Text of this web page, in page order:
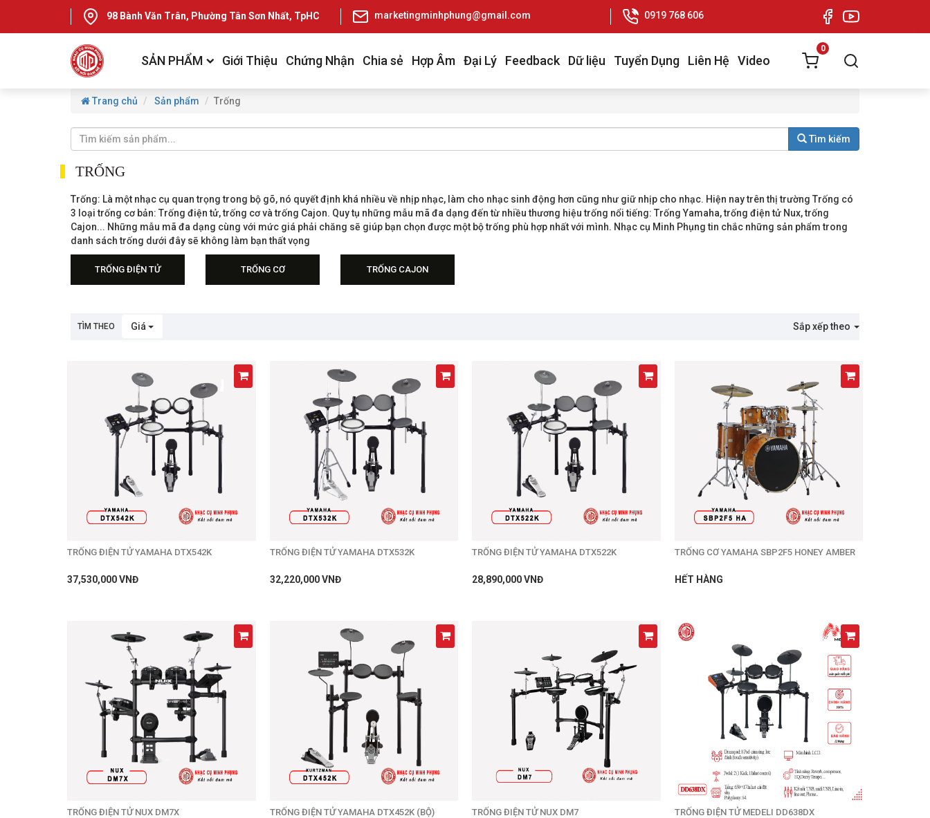
98 Bành Văn Trân, Phường Tân Sơn Nhất, TpHCM marketingminhphung@gmail.com 0919 768 606
SẢN PHẨM Giới Thiệu Chứng Nhận Chia sẻ Hợp Âm Đại Lý Feedback Dữ liệu Tuyển Dụng Liên Hệ Video
0
Trang chủ Sản phẩm Trống
Tìm kiếm
TRỐNG
Trống: Là một nhạc cụ quan trọng trong bộ gõ, nó quyết định khá nhiều về nhịp nhạc, làm cho nhạc sinh động hơn cũng như giữ nhịp cho nhạc. Hiện nay trên thị trường Trống có
3 loại trống cơ bản: Trống điện tử, trống cơ và trống Cajon. Quy tụ những mẫu mã đa dạng đến từ nhiều thương hiệu trống nổi tiếng: Trống Yamaha, trống điện tử Nux, trống
Cajon... Những mẫu mã đa dạng cùng với mức giá phải chăng sẽ giúp bạn chọn được một bộ trống phù hợp nhất với mình. Nhạc cụ Minh Phụng tin chắc những sản phẩm trong
danh sách trống dưới đây sẽ không làm bạn thất vọng
TRỐNG ĐIỆN TỬ
Trống Điện Tử Medeli
TRỐNG CƠ TRỐNG CAJON
TÌM THEO Giá Sắp xếp theo
TRỐNG ĐIỆN TỬ YAMAHA DTX542K
37,530,000 VNĐ
TRỐNG ĐIỆN TỬ YAMAHA DTX532K
32,220,000 VNĐ
TRỐNG ĐIỆN TỬ YAMAHA DTX522K
28,890,000 VNĐ
TRỐNG CƠ YAMAHA SBP2F5 HONEY AMBER
HẾT HÀNG
TRỐNG ĐIỆN TỬ NUX DM7X TRỐNG ĐIỆN TỬ YAMAHA DTX452K (BỘ) TRỐNG ĐIỆN TỬ NUX DM7 TRỐNG ĐIỆN TỬ MEDELI DD638DX